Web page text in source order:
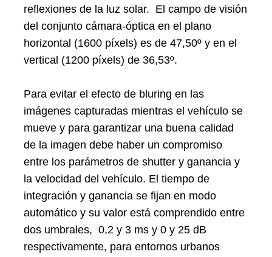
reflexiones de la luz solar. El campo de visión
del conjunto cámara-óptica en el plano
horizontal (1600 píxels) es de 47,50º y en el
vertical (1200 píxels) de 36,53º.
Para evitar el efecto de bluring en las
imágenes capturadas mientras el vehículo se
mueve y para garantizar una buena calidad
de la imagen debe haber un compromiso
entre los parámetros de shutter y ganancia y
la velocidad del vehículo. El tiempo de
integración y ganancia se fijan en modo
automático y su valor está comprendido entre
dos umbrales, 0,2 y 3 ms y 0 y 25 dB
respectivamente, para entornos urbanos